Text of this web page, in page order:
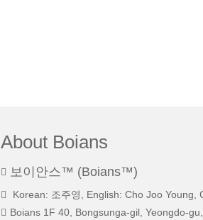
About Boians
보이안스™ (Boians™)
Korean: 조주영, English: Cho Joo Young,
Boians 1F 40, Bongsunga-gil, Yeongdo-